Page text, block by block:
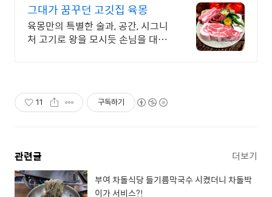
그대가 꿈꾸던 고깃집 육몽
육몽만의 특별한 술과, 공간, 시그니
처 고기로 왕을 모시듯 손님을 대접
11 구독하기
관련글 더보기
부여 차돌식당 들기름막국수 시켰더니 차돌박
이가 서비스?!